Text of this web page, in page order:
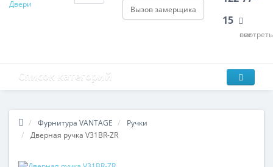
Вызов замерщика
15
смотреть все
Список категорий
Фурнитура VANTAGE
Ручки
Дверная ручка V31BR-ZR